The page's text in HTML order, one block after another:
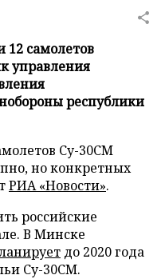
12 самолетов
управления
республики
Су-30СМ
но конкретных
РИА «Новости».
российские
В Минске
до 2020 года
Су-30СМ.